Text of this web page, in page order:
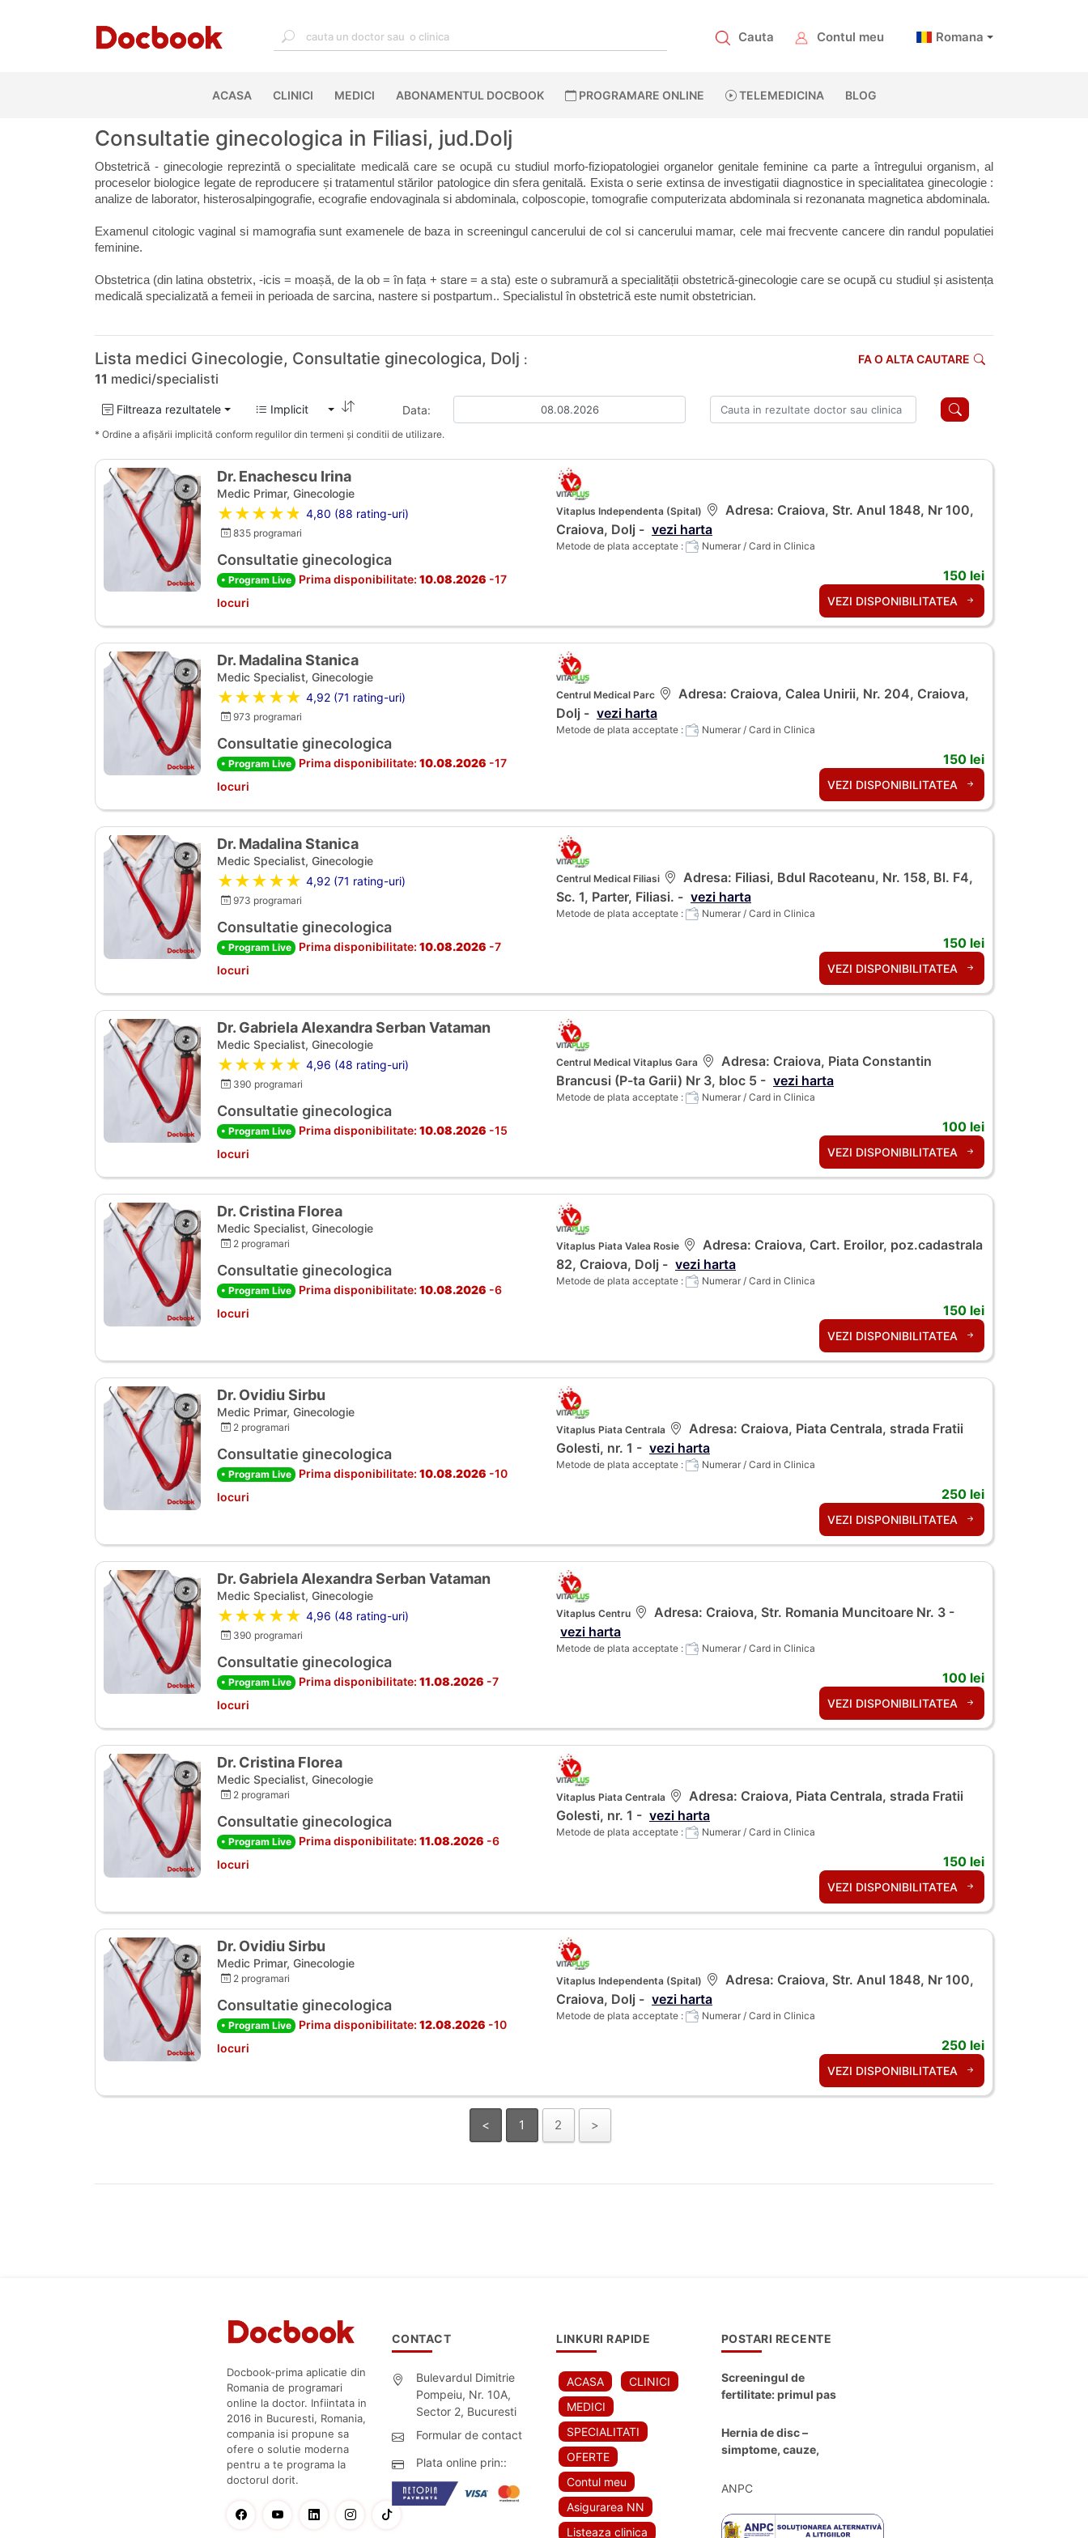
Cauta Contul meu Romana
ACASA(CURRENT)
CLINICI MEDICI ABONAMENTUL DOCBOOK PROGRAMARE ONLINE TELEMEDICINA BLOG
Consultatie ginecologica in Filiasi, jud.Dolj
Obstetrică - ginecologie reprezintă o specialitate medicală care se ocupă cu studiul morfo-fiziopatologiei organelor genitale feminine ca parte a întregului organism, al
proceselor biologice legate de reproducere și tratamentul stărilor patologice din sfera genitală. Exista o serie extinsa de investigatii diagnostice in specialitatea ginecologie :
analize de laborator, histerosalpingografie, ecografie endovaginala si abdominala, colposcopie, tomografie computerizata abdominala si rezonanata magnetica abdominala.
Examenul citologic vaginal si mamografia sunt examenele de baza in screeningul cancerului de col si cancerului mamar, cele mai frecvente cancere din randul populatiei
feminine.
Obstetrica (din latina obstetrix, -icis = moașă, de la ob = în fața + stare = a sta) este o subramură a specialității obstetrică-ginecologie care se ocupă cu studiul și asistența
medicală specializată a femeii in perioada de sarcina, nastere si postpartum.. Specialistul în obstetrică este numit obstetrician.
Lista medici Ginecologie, Consultatie ginecologica, Dolj :
11 medici/specialisti
FA O ALTA CAUTARE
Filtreaza rezultatele Implicit Data:
* Ordine a afișării implicită conform regulilor din termeni și conditii de utilizare.
Dr. Enachescu Irina
Medic Primar, Ginecologie
★★★★★ 4,80 (88 rating-uri)
835 programari
Consultatie ginecologica
• Program Live Prima disponibilitate: 10.08.2026 -17
locuri
Vitaplus Independenta (Spital)
Adresa: Craiova, Str. Anul 1848, Nr 100,
Craiova, Dolj - vezi harta
Metode de plata acceptate : Numerar / Card in Clinica
150 lei
VEZI DISPONIBILITATEA
Dr. Madalina Stanica
Medic Specialist, Ginecologie
★★★★★ 4,92 (71 rating-uri)
973 programari
Consultatie ginecologica
• Program Live Prima disponibilitate: 10.08.2026 -17
locuri
Centrul Medical Parc
Adresa: Craiova, Calea Unirii, Nr. 204, Craiova,
Dolj - vezi harta
Metode de plata acceptate : Numerar / Card in Clinica
150 lei
VEZI DISPONIBILITATEA
Dr. Madalina Stanica
Medic Specialist, Ginecologie
★★★★★ 4,92 (71 rating-uri)
973 programari
Consultatie ginecologica
• Program Live Prima disponibilitate: 10.08.2026 -7
locuri
Centrul Medical Filiasi
Adresa: Filiasi, Bdul Racoteanu, Nr. 158, Bl. F4,
Sc. 1, Parter, Filiasi. - vezi harta
Metode de plata acceptate : Numerar / Card in Clinica
150 lei
VEZI DISPONIBILITATEA
Dr. Gabriela Alexandra Serban Vataman
Medic Specialist, Ginecologie
★★★★★ 4,96 (48 rating-uri)
390 programari
Consultatie ginecologica
• Program Live Prima disponibilitate: 10.08.2026 -15
locuri
Centrul Medical Vitaplus Gara
Adresa: Craiova, Piata Constantin
Brancusi (P-ta Garii) Nr 3, bloc 5 - vezi harta
Metode de plata acceptate : Numerar / Card in Clinica
100 lei
VEZI DISPONIBILITATEA
Dr. Cristina Florea
Medic Specialist, Ginecologie
2 programari
Consultatie ginecologica
• Program Live Prima disponibilitate: 10.08.2026 -6
locuri
Vitaplus Piata Valea Rosie
Adresa: Craiova, Cart. Eroilor, poz.cadastrala
82, Craiova, Dolj - vezi harta
Metode de plata acceptate : Numerar / Card in Clinica
150 lei
VEZI DISPONIBILITATEA
Dr. Ovidiu Sirbu
Medic Primar, Ginecologie
2 programari
Consultatie ginecologica
• Program Live Prima disponibilitate: 10.08.2026 -10
locuri
Vitaplus Piata Centrala
Adresa: Craiova, Piata Centrala, strada Fratii
Golesti, nr. 1 - vezi harta
Metode de plata acceptate : Numerar / Card in Clinica
250 lei
VEZI DISPONIBILITATEA
Dr. Gabriela Alexandra Serban Vataman
Medic Specialist, Ginecologie
★★★★★ 4,96 (48 rating-uri)
390 programari
Consultatie ginecologica
• Program Live Prima disponibilitate: 11.08.2026 -7
locuri
Vitaplus Centru
Adresa: Craiova, Str. Romania Muncitoare Nr. 3 -
vezi harta
Metode de plata acceptate : Numerar / Card in Clinica
100 lei
VEZI DISPONIBILITATEA
Dr. Cristina Florea
Medic Specialist, Ginecologie
2 programari
Consultatie ginecologica
• Program Live Prima disponibilitate: 11.08.2026 -6
locuri
Vitaplus Piata Centrala
Adresa: Craiova, Piata Centrala, strada Fratii
Golesti, nr. 1 - vezi harta
Metode de plata acceptate : Numerar / Card in Clinica
150 lei
VEZI DISPONIBILITATEA
Dr. Ovidiu Sirbu
Medic Primar, Ginecologie
2 programari
Consultatie ginecologica
• Program Live Prima disponibilitate: 12.08.2026 -10
locuri
Vitaplus Independenta (Spital)
Adresa: Craiova, Str. Anul 1848, Nr 100,
Craiova, Dolj - vezi harta
Metode de plata acceptate : Numerar / Card in Clinica
250 lei
VEZI DISPONIBILITATEA
< 1 2 >
Docbook-prima aplicatie din
Romania de programari
online la doctor. Infiintata in
2016 in Bucuresti, Romania,
compania isi propune sa
ofere o solutie moderna
pentru a te programa la
doctorul dorit.
CONTACT
Bulevardul Dimitrie
Pompeiu, Nr. 10A,
Sector 2, Bucuresti
Formular de contact
Plata online prin::
LINKURI RAPIDE
ACASA
CLINICI
MEDICI
SPECIALITATI
OFERTE
Contul meu
Asigurarea NN
Listeaza clinica
POSTARI RECENTE
Screeningul de
fertilitate: primul pas
Hernia de disc –
simptome, cauze,
moderne de
ANPC